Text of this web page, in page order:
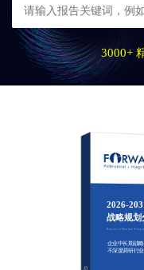
3000+
2026-
战略规划
Report of Market
企业中长期战
不深度调研行